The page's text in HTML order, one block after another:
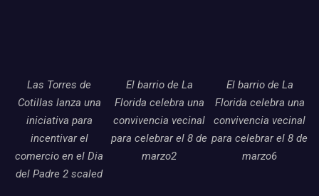
Las Torres de
Cotillas lanza una
iniciativa para
incentivar el
comercio en el Dia
del Padre 2 scaled
El barrio de La
Florida celebra una
convivencia vecinal
para celebrar el 8 de
marzo2
El barrio de La
Florida celebra una
convivencia vecinal
para celebrar el 8 de
marzo6